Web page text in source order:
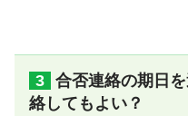
合否連絡の期日
絡してもよい？